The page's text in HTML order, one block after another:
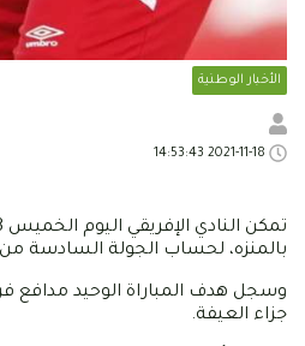
الأخبار الوطنية
بالمنزه، لحساب الجولة السادسة من
جزاء العيفة.